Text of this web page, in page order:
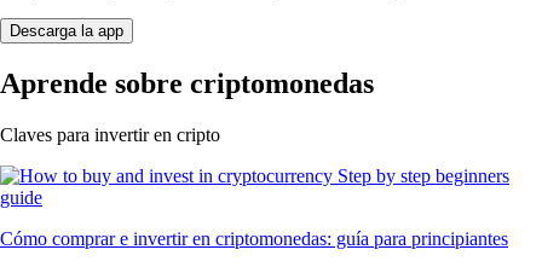
Descarga la app
Aprende sobre criptomonedas
Claves para invertir en cripto
Cómo comprar e invertir en criptomonedas: guía para principiantes